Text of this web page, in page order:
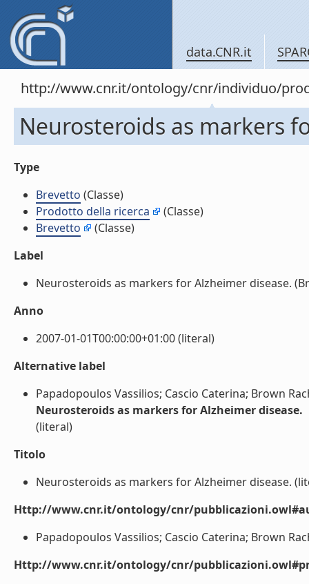
data.CNR.it
http://www.cnr.it/ontology/cnr/individuo/
Neurosteroids as markers
Type
Brevetto (Classe)
Prodotto della ricerca
(Classe)
Brevetto
(Classe)
Label
Neurosteroids as markers for Alzheimer disease.
Anno
2007-01-01T00:00:00+01:00 (literal)
Alternative label
Papadopoulos Vassilios; Cascio Caterina; Brown
Neurosteroids as markers for Alzheimer disease.
(literal)
Titolo
Neurosteroids as markers for Alzheimer disease.
Http://www.cnr.it/ontology/cnr/
Papadopoulos Vassilios; Cascio Caterina; Brown
Http://www.cnr.it/ontology/cnr/